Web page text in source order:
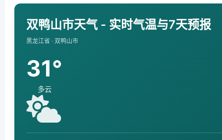
双鸭山市天气 - 实时气温与7天预报
黑龙江省 · 双鸭山市
31°
多云